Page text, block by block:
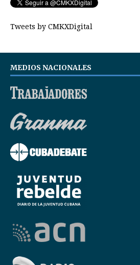
Tweets by CMKXDigital
MEDIOS NACIONALES